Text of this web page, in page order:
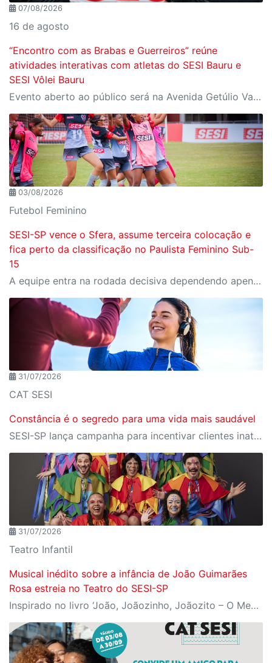
07/08/2026
16 de agosto
“Encontro com as Brabas e Guerreiros” reúne
atividades interativas com atletas do SESI Bauru e
SESI Vôlei Bauru
Evento aberto ao público será na Avenida Getúlio Vargas, no domingo, 16, às 9h, com revelação do novo uniforme da equipe
03/08/2026
Futebol Feminino
SESI-SP vence o Sfera, assume terceira colocação e
fica perto da classificação no Paulista Feminino Sub-
15
A equipe entra na rodada decisiva dependendo apenas de seus próprios resultados para avançar ao mata-mata
31/07/2026
CAT SESI
Constância é o segredo para uma vida mais saudável
SESI-SP lança campanha para incentivar clientes inativos a retomarem a prática de atividades físicas, esporte e lazer com benefícios exclusivos
31/07/2026
Teatro Infantil
Musical inédito sobre a infância de João Guimarães
Rosa estreia no Teatro do SESI-SP
Inspirado no livro ‘João, Joãozinho, Joãozito – O Menino Encantado’, de Claudio Fragata, com direção e dramaturgia de Márcio Araújo, espetáculo acompanha os primeiros anos de vida do escritor mineiro e transforma sua infância em uma celebração da imaginação, da leitura e da cultura popular brasileira